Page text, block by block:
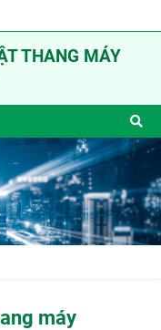
THANG MÁY
máy